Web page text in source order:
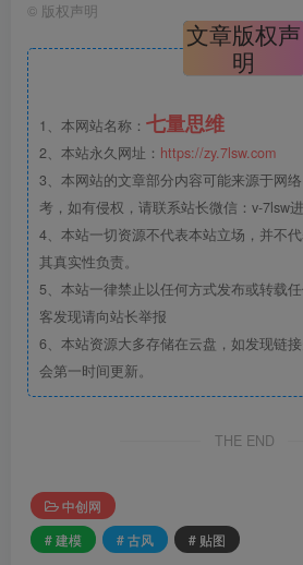
© 版权声明
文章版权声
明
1、本网站名称： 七量思维
2、本站永久网址： https://zy.7lsw.com
3、本网站的文章部分内容可能来源于网
考，如有侵权，请联系站长微信：v-7lsw进
4、本站一切资源不代表本站立场，并不
其真实性负责。
5、本站一律禁止以任何方式发布或转载
客发现请向站长举报
6、本站资源大多存储在云盘，如发现链
会第一时间更新。
THE END
中创网
# 建模
# 古风 # 贴图